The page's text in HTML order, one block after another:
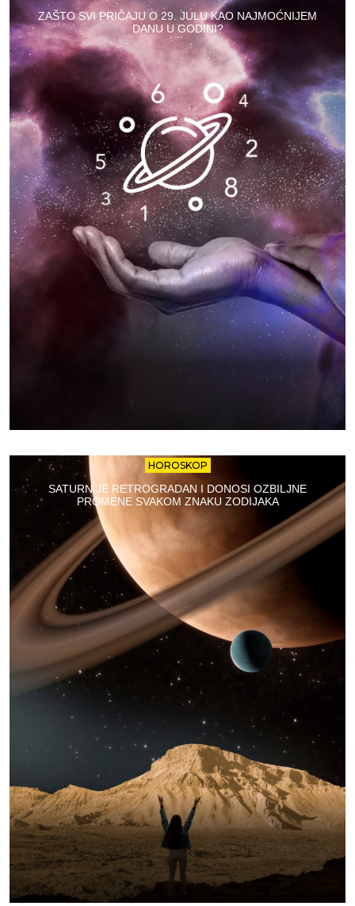
ZAŠTO SVI PRIČAJU O 29. JULU KAO NAJMOĆNIJEM
DANU U GODINI?
HOROSKOP
SATURN JE RETROGRADAN I DONOSI OZBILJNE
PROMENE SVAKOM ZNAKU ZODIJAKA